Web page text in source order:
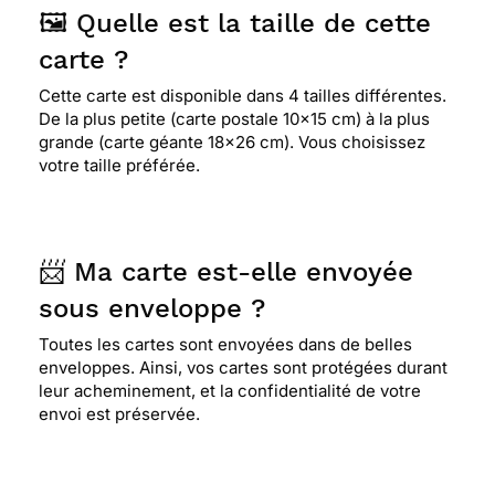
⭐⭐⭐⭐ Le 07/04/2021 : Tres bon
⭐⭐⭐⭐⭐ Le 04/04/2021 : Excellent super dans le
suivi et l’exécution très contente
⭐⭐⭐⭐⭐ Le 04/03/2021 : super bien
⭐⭐⭐⭐
Le 20/02/2021 : Superbe carte
humoristique, atypique, pleine de couleurs et
🖼️ Quelle est la taille de cette
carte ?
Cette carte est disponible dans 4 tailles différentes.
De la plus petite (carte postale 10x15 cm) à la plus
grande (carte géante 18x26 cm). Vous choisissez
votre taille préférée.
📨 Ma carte est-elle envoyée
sous enveloppe ?
Toutes les cartes sont envoyées dans de belles
enveloppes. Ainsi, vos cartes sont protégées durant
leur acheminement, et la confidentialité de votre
envoi est préservée.